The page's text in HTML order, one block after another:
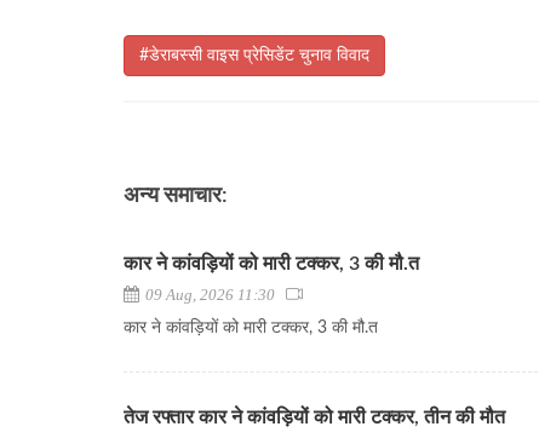
#डेराबस्सी वाइस प्रेसिडेंट चुनाव विवाद
अन्य समाचार:
कार ने कांवड़ियों को मारी टक्कर, 3 की मौ.त
09 Aug, 2026 11:30
कार ने कांवड़ियों को मारी टक्कर, 3 की मौ.त
तेज रफ्तार कार ने कांवड़ियों को मारी टक्कर, तीन की मौत